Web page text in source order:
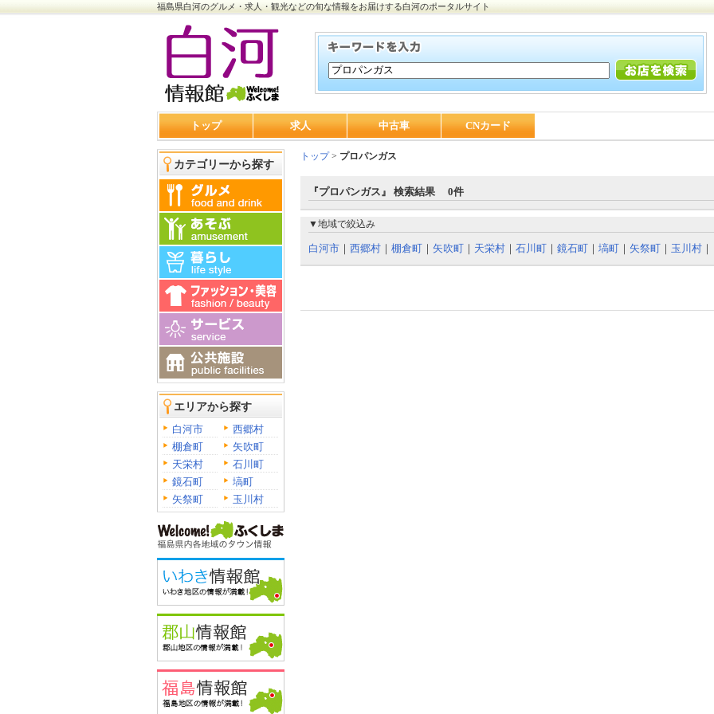
福島県白河のグルメ・求人・観光などの旬な情報をお届けする白河のポータルサイト
トップ 求人 中古車 CNカード
カテゴリーから探す
エリアから探す
白河市
西郷村
棚倉町
矢吹町
天栄村
石川町
鏡石町
塙町
矢祭町
玉川村
トップ> プロパンガス
『プロパンガス』 検索結果 0件
▼地域で絞込み
白河市 ｜ 西郷村 ｜ 棚倉町 ｜ 矢吹町 ｜ 天栄村 ｜ 石川町 ｜ 鏡石町 ｜ 塙町 ｜ 矢祭町 ｜ 玉川村 ｜